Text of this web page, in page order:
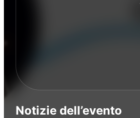
Notizie dell’evento